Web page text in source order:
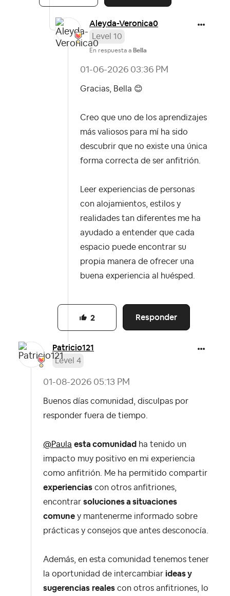
Aleyda-Veronica0
Level 10
En respuesta a Bella
‎01-06-2026 03:36 PM
Gracias, Bella 😊
Creo que uno de los aprendizajes
más valiosos para mí ha sido
descubrir que no existe una única
forma correcta de ser anfitrión.
Leer experiencias de personas
con alojamientos, estilos y
realidades tan diferentes me ha
ayudado a entender que cada
espacio puede encontrar su
propia manera de ofrecer una
buena experiencia al huésped.
Responder
2
Patricio121
Level 4
‎01-08-2026 05:13 PM
Buenos días comunidad, disculpas por
responder fuera de tiempo.
@Paula esta comunidad ha tenido un
impacto muy positivo en mi experiencia
como anfitrión. Me ha permitido compartir
experiencias con otros anfitriones,
encontrar soluciones a situaciones
comune y mantenerme informado sobre
prácticas y consejos que antes desconocía.
Además, en esta comunidad tenemos tener
la oportunidad de intercambiar ideas y
sugerencias reales con otros anfitriones, lo